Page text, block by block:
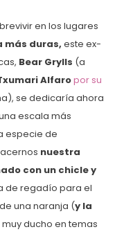
en los lugares
más duras, este ex-
Bear Grylls (a
Alfaropor su
se dedicaría ahora
escala más
especie de
nuestra
con un chicle y
de regadío para el
una naranja (y la
muy ducho en temas